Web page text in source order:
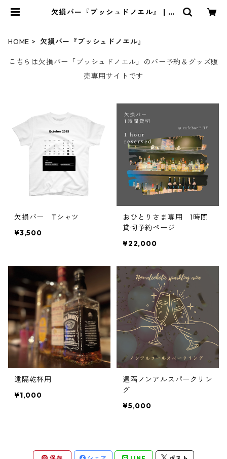
欠損バー『ブッシュドノエル』 | 欠
HOME
欠損バー『ブッシュドノエル』
こちらは欠損バー「ブッシュドノエル」のバー予約＆グッズ販
売専用サイトです
欠損バー Tシャツ
¥3,500
おひとりさま専用 1時間
貸切予約ページ
¥22,000
遠隔乾杯用
¥1,000
遠隔ノンアルスパークリン
グ
¥5,000